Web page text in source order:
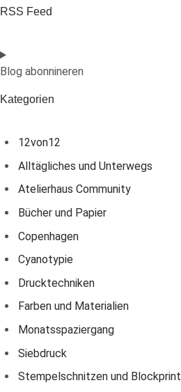
RSS Feed
Blog abonnineren
Kategorien
12von12
Alltägliches und Unterwegs
Atelierhaus Community
Bücher und Papier
Copenhagen
Cyanotypie
Drucktechniken
Farben und Materialien
Monatsspaziergang
Siebdruck
Stempelschnitzen und Blockprint